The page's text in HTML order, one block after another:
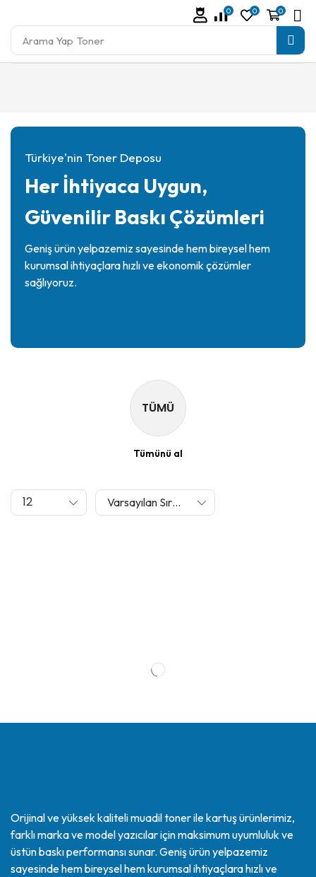
Arama Yap Toner
0 0 0
Türkiye'nin Toner Deposu
Her İhtiyaca Uygun,
Güvenilir Baskı Çözümleri
Geniş ürün yelpazemiz sayesinde hem bireysel hem
kurumsal ihtiyaçlara hızlı ve ekonomik çözümler
sağlıyoruz.
TÜMÜ
Tümünü al
Orijinal ve yüksek kaliteli muadil toner ile kartuş ürünlerimiz,
farklı marka ve model yazıcılar için maksimum uyumluluk ve
üstün baskı performansı sunar. Geniş ürün yelpazemiz
sayesinde hem bireysel hem kurumsal ihtiyaçlara hızlı ve